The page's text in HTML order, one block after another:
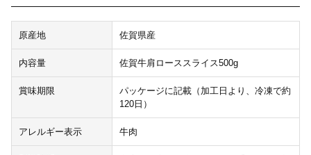
原産地 佐賀県産
内容量 佐賀牛肩ローススライス500g
賞味期限
パッケージに記載（加工日より、冷凍で約
120日）
アレルギー表示 牛肉